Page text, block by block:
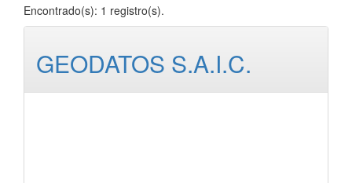
Encontrado(s): 1 registro(s).
GEODATOS S.A.I.C.